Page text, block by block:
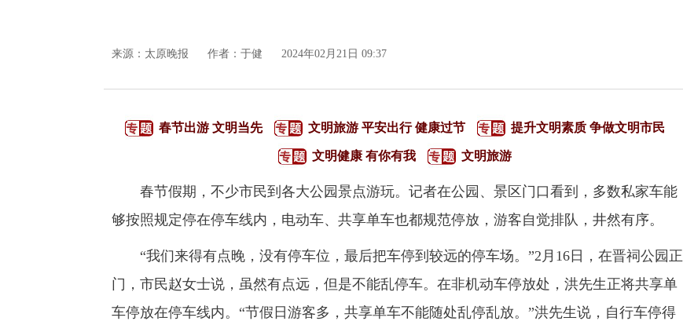
来源： 太原晚报 作者：于健 2024年02月21日 09:37
春节出游 文明当先 文明旅游 平安出行 健康过节 提升文明素质 争做文明市民
文明健康 有你有我 文明旅游
春节假期，不少市民到各大公园景点游玩。记者在公园、景区门口看到，多数私家车能
够按照规定停在停车线内，电动车、共享单车也都规范停放，游客自觉排队，井然有序。
“我们来得有点晚，没有停车位，最后把车停到较远的停车场。”2月16日，在晋祠公园正
门，市民赵女士说，虽然有点远，但是不能乱停车。在非机动车停放处，洪先生正将共享单
车停放在停车线内。“节假日游客多，共享单车不能随处乱停乱放。”洪先生说，自行车停得